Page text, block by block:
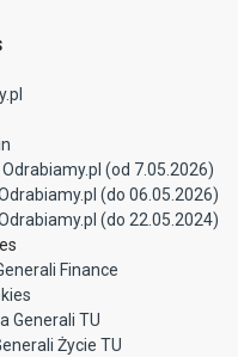
(od 7.05.2026)
(do 06.05.2026)
(do 22.05.2024)
Finance
Generali TU
Życie TU